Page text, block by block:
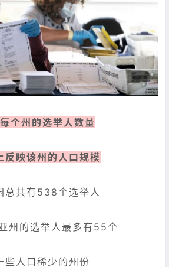
个州的选举人数量
反映该州的人口规模
总共有538个选举人
州的选举人最多有55个
些人口稀少的州份